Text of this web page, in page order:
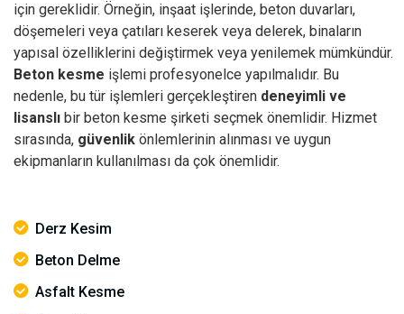
için gereklidir. Örneğin, inşaat işlerinde, beton duvarları,
döşemeleri veya çatıları keserek veya delerek, binaların
yapısal özelliklerini değiştirmek veya yenilemek mümkündür.
Beton kesme işlemi profesyonelce yapılmalıdır. Bu
nedenle, bu tür işlemleri gerçekleştiren deneyimli ve
lisanslı bir beton kesme şirketi seçmek önemlidir. Hizmet
sırasında, güvenlik önlemlerinin alınması ve uygun
ekipmanların kullanılması da çok önemlidir.
Derz Kesim
Beton Delme
Asfalt Kesme